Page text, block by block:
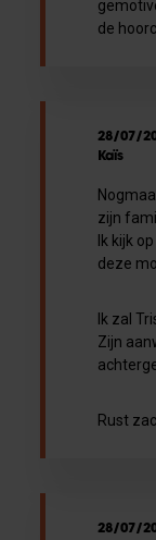
de
28/07/
Kaïs
zijn
Ik kijk
deze
Ik zal
Zijn
Rust
28/07/